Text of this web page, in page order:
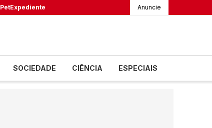
PetExpediente Anuncie
SOCIEDADE CIÊNCIA ESPECIAIS